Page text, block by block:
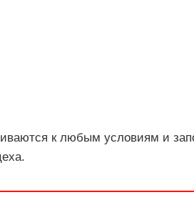
к любым условиям и